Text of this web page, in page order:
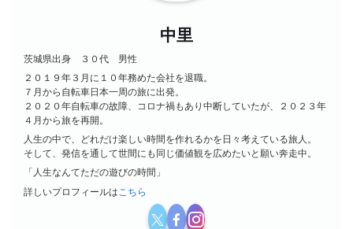
中里
茨城県出身 ３０代 男性
２０１９年３月に１０年務めた会社を退職。
７月から自転車日本一周の旅に出発。
２０２０年自転車の故障、コロナ禍もあり中断していたが、２０２３年
４月から旅を再開。
人生の中で、どれだけ楽しい時間を作れるかを日々考えている旅人。
そして、発信を通して世間にも同じ価値観を広めたいと願い奔走中。
「人生なんてただの遊びの時間」
詳しいプロフィールは こちら